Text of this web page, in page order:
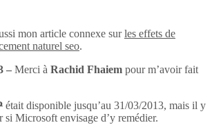
mon article connexe surles effets de
naturel seo.
– Merci à Rachid Fhaiem pour m’avoir fait
était disponible jusqu’au 31/03/2013, mais il y
si Microsoft envisage d’y remédier.